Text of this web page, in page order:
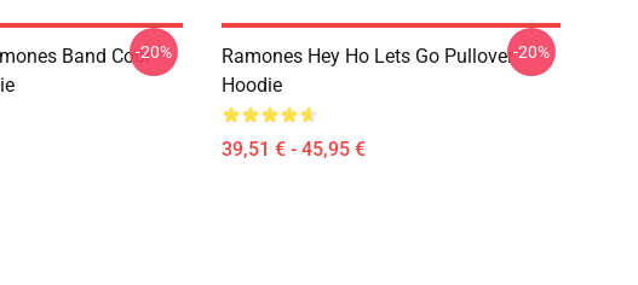
Band Cool-20%
Ramones Hey Ho Lets Go Pullover
Hoodie
39,51 € - 45,95 €
-20%